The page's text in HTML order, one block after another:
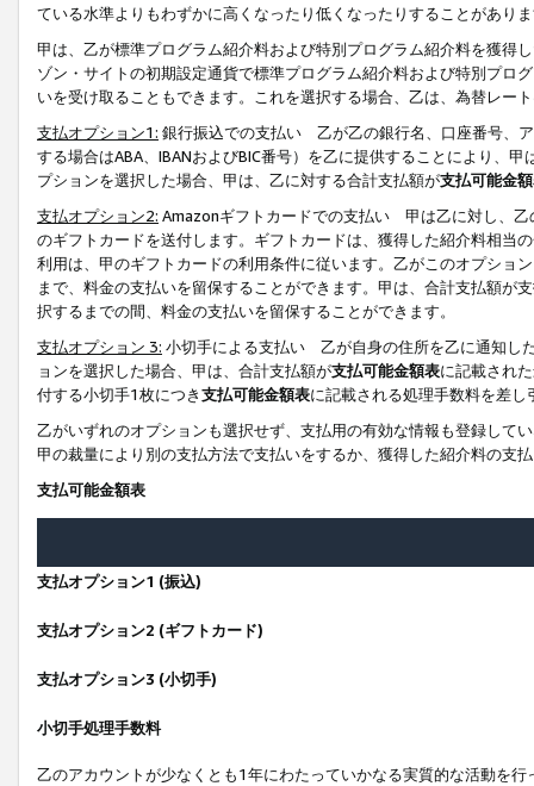
ている水準よりもわずかに高くなったり低くなったりすることがあり
甲は、乙が標準プログラム紹介料および特別プログラム紹介料を獲得
ゾン・サイトの初期設定通貨で標準プログラム紹介料および特別プロ
いを受け取ることもできます。これを選択する場合、乙は、為替レー
支払オプション1: 銀行振込での支払い 乙が乙の銀行名、口座番号、
する場合はABA、IBANおよびBIC番号）を乙に提供することにより、
プションを選択した場合、甲は、乙に対する合計支払額が支払可能金
支払オプション2: Amazonギフトカードでの支払い 甲は乙に対し、乙
のギフトカードを送付します。ギフトカードは、獲得した紹介料相当
利用は、甲のギフトカードの利用条件に従います。乙がこのオプショ
まで、料金の支払いを留保することができます。甲は、合計支払額が
択するまでの間、料金の支払いを留保することができます。
支払オプション 3: 小切手による支払い 乙が自身の住所を乙に通知し
ョンを選択した場合、甲は、合計支払額が支払可能金額表に記載され
付する小切手1枚につき支払可能金額表に記載される処理手数料を差し
乙がいずれのオプションも選択せず、支払用の有効な情報も登録して
甲の裁量により別の支払方法で支払いをするか、獲得した紹介料の支
支払可能金額表
支払オプション1 (振込)
支払オプション2 (ギフトカード)
支払オプション3 (小切手)
小切手処理手数料
乙のアカウントが少なくとも1年にわたっていかなる実質的な活動を